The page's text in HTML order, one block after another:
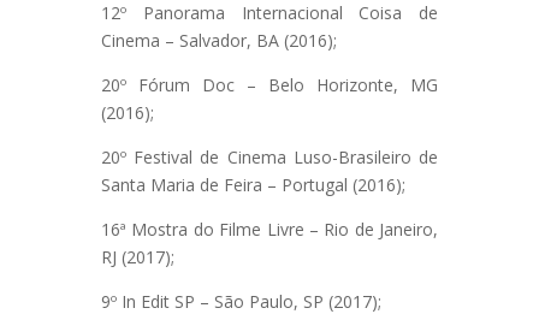
12º Panorama Internacional Coisa de
Cinema – Salvador, BA (2016);
20º Fórum Doc – Belo Horizonte, MG
(2016);
20º Festival de Cinema Luso-Brasileiro de
Santa Maria de Feira – Portugal (2016);
16ª Mostra do Filme Livre – Rio de Janeiro,
RJ (2017);
9º In Edit SP – São Paulo, SP (2017);